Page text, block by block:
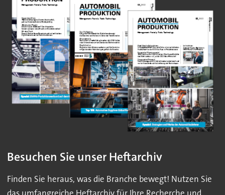
Besuchen Sie unser Heftarchiv
Finden Sie heraus, was die Branche bewegt! Nutzen Sie